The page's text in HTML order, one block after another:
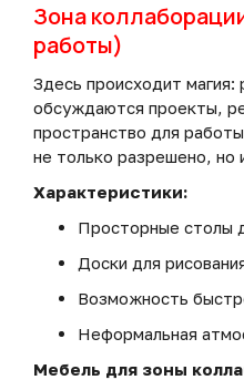
Зона
работы)
Здесь происходит
обсуждаются проекты,
пространство для
не только разрешено, но
Характеристики:
Просторные столы
Доски для
Возможность
Неформальная
Мебель для зоны